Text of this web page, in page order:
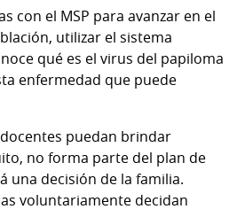
con el MSP para avanzar en el
utilizar el sistema
qué es el virus del papiloma
enfermedad que puede
puedan brindar
no forma parte del plan de
una decisión de la familia.
voluntariamente decidan